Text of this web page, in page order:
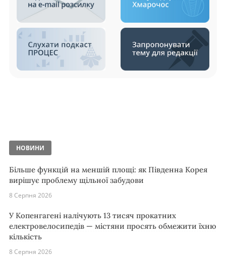
НОВИНИ
Більше функцій на меншій площі: як Південна Корея
вирішує проблему щільної забудови
8 Серпня 2026
У Копенгагені налічують 13 тисяч прокатних
електровелосипедів — містяни просять обмежити їхню
кількість
8 Серпня 2026